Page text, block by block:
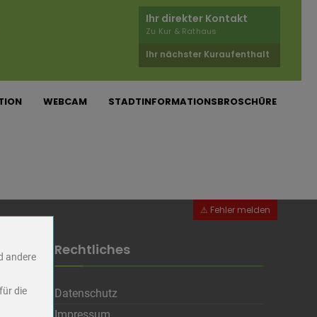
Ihr direkter Kontakt
Zu Kur & Rathaus
Ihr nächster Kuraufenthalt
WEBCAM STADTINFORMATIONSBROSCHÜRE
Rechtliches
Datenschutz
andere
die